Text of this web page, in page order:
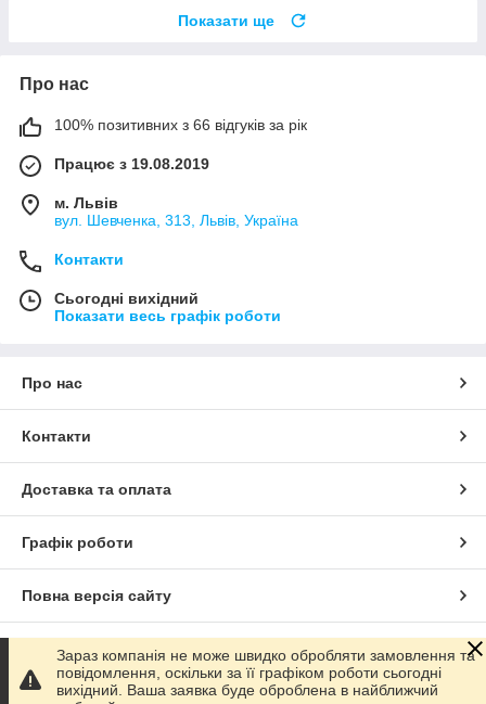
Показати ще
Про нас
100% позитивних з 66 відгуків за рік
Працює з 19.08.2019
м. Львів
вул. Шевченка, 313, Львів, Україна
Контакти
Сьогодні вихідний
Показати весь графік роботи
Про нас
Контакти
Доставка та оплата
Графік роботи
Повна версія сайту
Сайт створено на маркетплейсі Prom.ua
Зараз компанія не може швидко обробляти замовлення та
повідомлення, оскільки за її графіком роботи сьогодні
вихідний. Ваша заявка буде оброблена в найближчий